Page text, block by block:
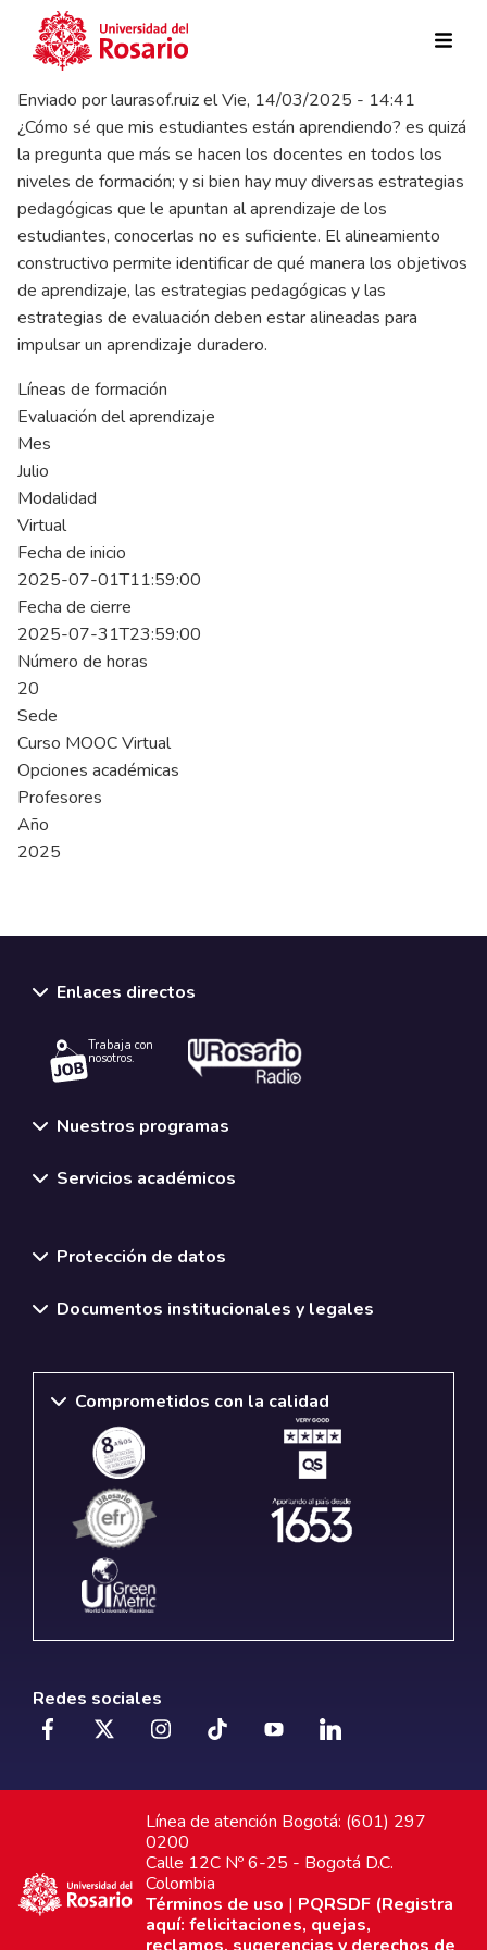
Pasar al contenido principal
Enviado porlaurasof.ruizelVie, 14/03/2025 - 14:41
¿Cómo sé que mis estudiantes están aprendiendo? es quizá
la pregunta que más se hacen los docentes en todos los
niveles de formación; y si bien hay muy diversas estrategias
pedagógicas que le apuntan al aprendizaje de los
estudiantes, conocerlas no es suficiente. El alineamiento
constructivo permite identificar de qué manera los objetivos
de aprendizaje, las estrategias pedagógicas y las
estrategias de evaluación deben estar alineadas para
impulsar un aprendizaje duradero.
Líneas de formación
Evaluación del aprendizaje
Mes
Julio
Modalidad
Virtual
Fecha de inicio
2025-07-01T11:59:00
Fecha de cierre
2025-07-31T23:59:00
Número de horas
20
Sede
Curso MOOC Virtual
Opciones académicas
Profesores
Año
2025
Enlaces directos
Trabaja con
nosotros.
Nuestros programas
Servicios académicos
Protección de datos
Documentos institucionales y legales
Comprometidos con la calidad
Redes sociales
Línea de atención Bogotá: (601) 297
0200
Calle 12C Nº 6-25 - Bogotá D.C.
Colombia
Términos de uso | PQRSDF (Registra
aquí: felicitaciones, quejas,